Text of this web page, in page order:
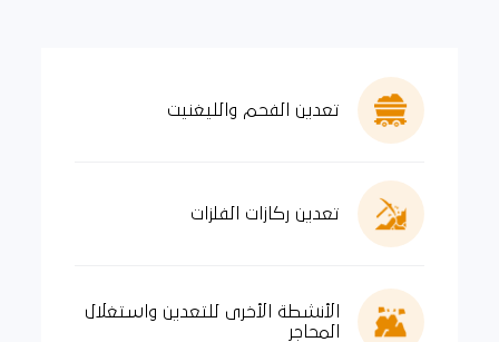
تعدين الفحم والليغنيت
تعدين ركازات الفلزات
الأنشطة الأخرى للتعدين واستغلال
المحاجر